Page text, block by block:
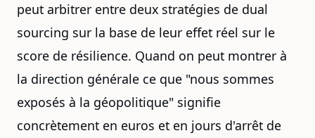
peut arbitrer entre deux stratégies de dual
sourcing sur la base de leur effet réel sur le
score de résilience. Quand on peut montrer à
la direction générale ce que "nous sommes
exposés à la géopolitique" signifie
concrètement en euros et en jours d'arrêt de